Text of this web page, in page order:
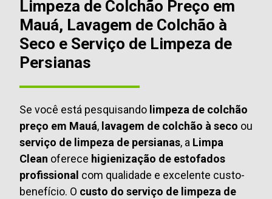
Limpeza de Colchão Preço em
Mauá, Lavagem de Colchão à
Seco e Serviço de Limpeza de
Persianas
Se você está pesquisando limpeza de colchão
preço em Mauá, lavagem de colchão à seco ou
serviço de limpeza de persianas, a Limpa
Clean oferece higienização de estofados
profissional com qualidade e excelente custo-
benefício. O custo do serviço de limpeza de